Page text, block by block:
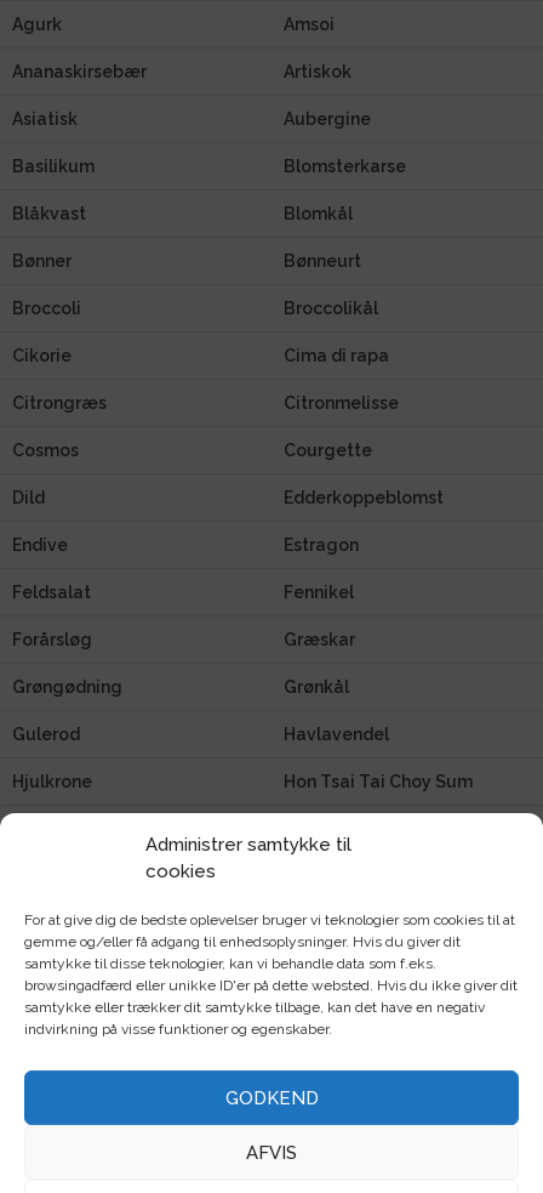
Administrer samtykke til
cookies
For at give dig de bedste oplevelser bruger vi teknologier som cookies til at
gemme og/eller få adgang til enhedsoplysninger. Hvis du giver dit
samtykke til disse teknologier, kan vi behandle data som f.eks.
browsingadfærd eller unikke ID'er på dette websted. Hvis du ikke giver dit
samtykke eller trækker dit samtykke tilbage, kan det have en negativ
indvirkning på visse funktioner og egenskaber.
GODKEND
AFVIS
Agurk Amsoi
Ananaskirsebær Artiskok
Asiatisk Aubergine
Basilikum Blomsterkarse
Blåkvast Blomkål
Bønner Bønneurt
Broccoli Broccolikål
Cikorie Cima di rapa
Citrongræs Citronmelisse
Cosmos Courgette
Dild Edderkoppeblomst
Endive Estragon
Feldsalat Fennikel
Forårsløg Græskar
Grøngødning Grønkål
Gulerod Havlavendel
Hjulkrone Hon Tsai Tai Choy Sum
Kalettes / blomkålsspirer
Kapers Klatreblomster
Knold Koriander
Kvan Kålrabi
Løvstikke